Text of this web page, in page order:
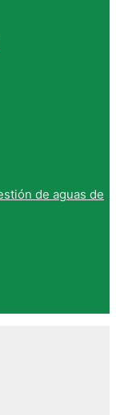
de aguas de